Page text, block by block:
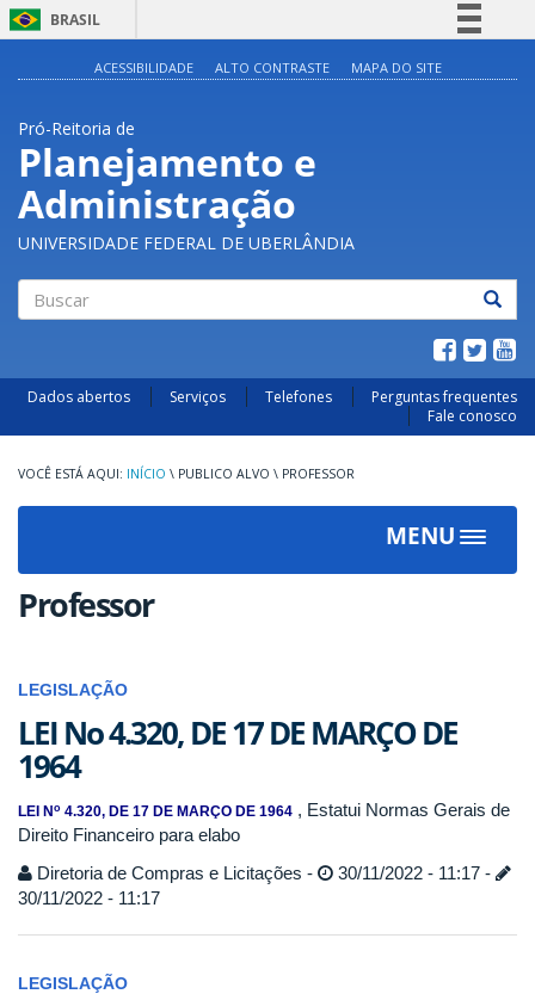
BRASIL
Acesso à informação
ACESSIBILIDADE ALTO CONTRASTE MAPA DO SITE
Pró-Reitoria de
Planejamento e
Administração
UNIVERSIDADE FEDERAL DE UBERLÂNDIA
Dados abertos Serviços Telefones
Perguntas frequentes
Fale conosco
INÍCIO \ PUBLICO ALVO \ PROFESSOR
MENU
Toggle
Professor
LEGISLAÇÃO
LEI No 4.320, DE 17 DE MARÇO DE
1964
LEI N o 4.320, DE 17 DE MARÇO DE 1964 , Estatui Normas Gerais de
Direito Financeiro para elabo
Diretoria de Compras e Licitações -
30/11/2022 - 11:17 -
30/11/2022 - 11:17
LEGISLAÇÃO